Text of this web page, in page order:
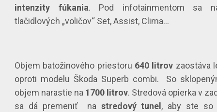
intenzity fúkania. Pod infotainmentom sa
tlačidlových „voličov“ Set, Assist, Clima…
Objem batožinového priestoru 640 litrov zaostáva
oproti modelu Škoda Superb combi. So
objem narastie na 1700 litrov. Stredová opierka v
sa dá premeniť na stredový tunel , aby ste so